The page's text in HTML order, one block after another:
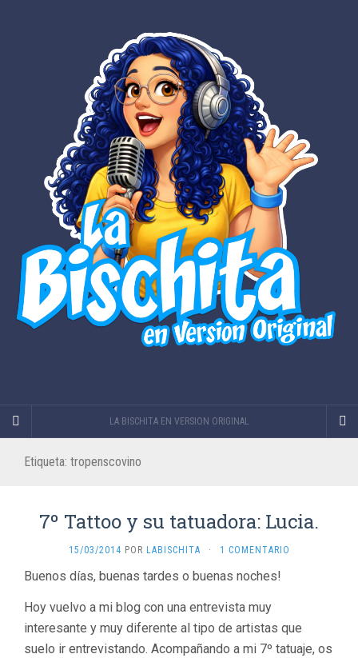
LA BISCHITA EN VERSION ORIGINAL
Etiqueta: tropenscovino
7º Tattoo y su tatuadora: Lucia.
15/03/2014 POR LABISCHITA · 1 COMENTARIO
Buenos días, buenas tardes o buenas noches!
Hoy vuelvo a mi blog con una entrevista muy
interesante y muy diferente al tipo de artistas que
suelo ir entrevistando. Acompañando a mi 7º tatuaje, os